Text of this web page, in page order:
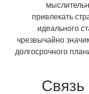
привлекать
идеального
чрезвычайно
долгосрочного